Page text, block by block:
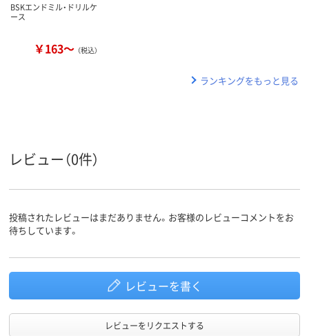
BSKエンドミル・ドリルケ
ース
￥163～ （税込）
ランキングをもっと見る
レビュー（0件）
投稿されたレビューはまだありません。お客様のレビューコメントをお
待ちしています。
レビューを書く
レビューをリクエストする